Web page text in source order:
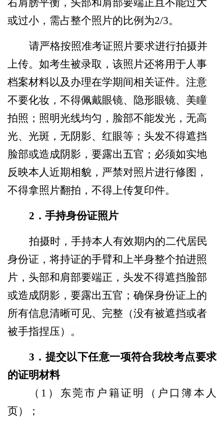
右肩膀平衡，头部和肩部要端正且不能过大
或过小，需占整个照片的比例为2/3。
请严格按照准考证照片要求进行拍摄并
上传。如考生被录取，该照片还将用于人事
档案材料以及办理在学期间相关证件。注意
不要化妆，不得佩戴眼镜、隐形眼镜、美瞳
拍照；照明光线均匀，脸部不能发光，无高
光、光斑，无阴影、红眼等；头发不得遮挡
脸部或造成阴影，要露出五官；必须如实地
反映本人近期相貌，严禁对照片进行修图，
不得拿照片翻拍，不得上传复印件。
2 ． 手持身份证照片
拍摄时，手持本人有效期内的二代居民
身份证，将持证的手臂和上半身整个拍进照
片，头部和肩部要端正，头发不得遮挡脸部
或造成阴影，要露出五官；确保身份证上的
所有信息清晰可见、完整（没有被遮挡或者
被手指捏压）。
3 ． 提交以下任意一项符合我校考点要求
的证明材料
（1）东莞市户籍证明（户口簿本人
页）；